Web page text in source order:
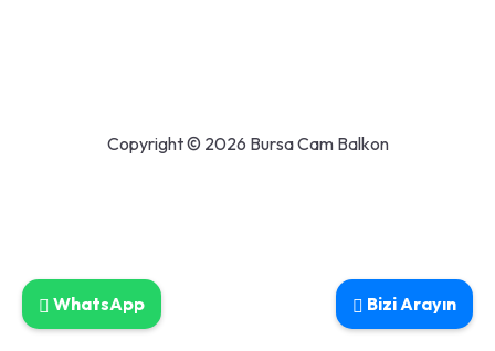
Copyright © 2026 Bursa Cam Balkon
Bizi Arayın
WhatsApp